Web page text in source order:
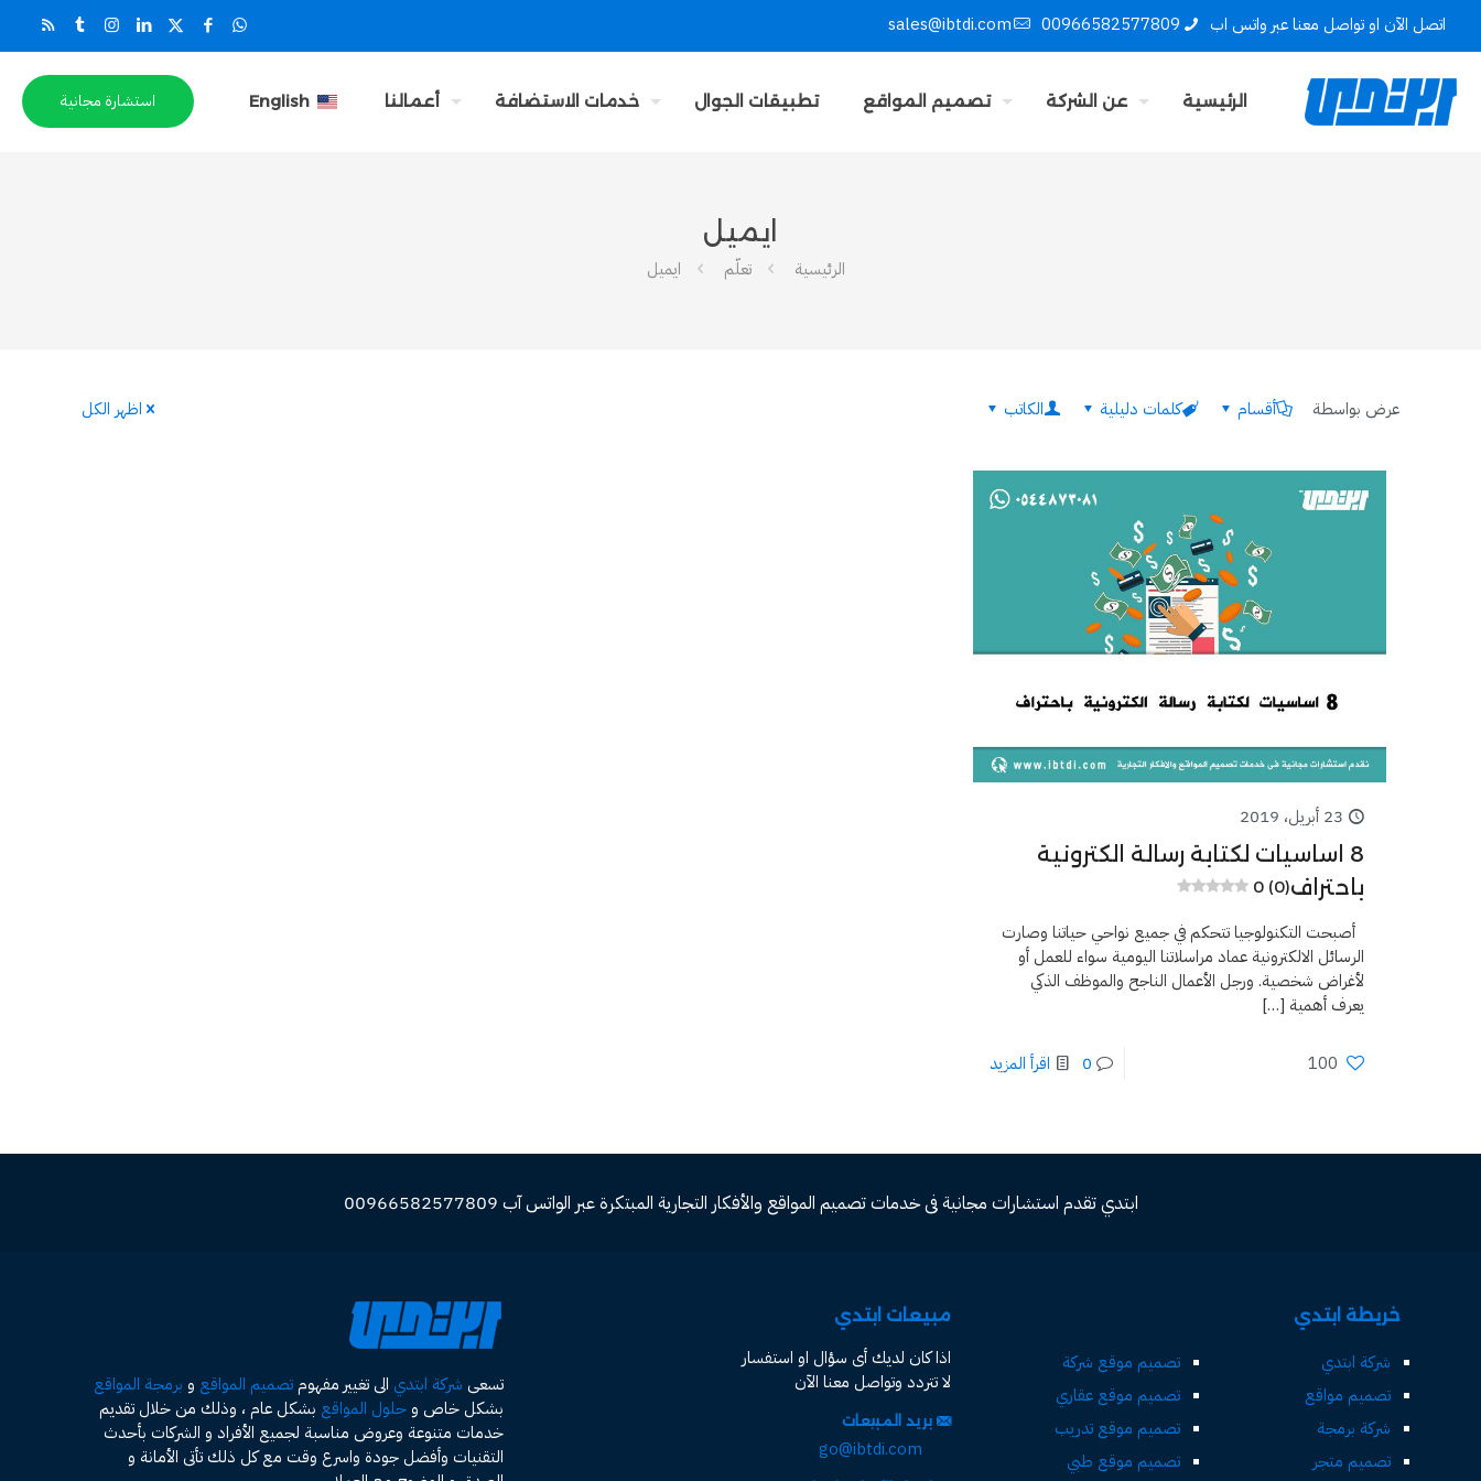
اتصل الآن او تواصل معنا عبر واتس اب 00966582577809
sales@ibtdi.com
الرئيسية عن الشركة تصميم المواقع تطبيقات الجوال خدمات الاستضافة أعمالنا English استشارة مجانية
ايميل
الرئيسية تعلّم ايميل
عرض بواسطة أقسام كلمات دليلية الكاتب اظهر الكل
23 أبريل، 2019
8 اساسيات لكتابة رسالة الكترونية
باحتراف0 (0)
أصبحت التكنولوجيا تتحكم في جميع نواحي حياتنا وصارت
الرسائل الالكترونية عماد مراسلاتنا اليومية سواء للعمل أو
لأغراض شخصية. ورجل الأعمال الناجح والموظف الذكي
يعرف أهمية […]
100
0 اقرأ المزيد
ابتدي تقدم استشارات مجانية فى خدمات تصميم المواقع والأفكار التجارية المبتكرة عبر الواتس آب 00966582577809
خريطة ابتدي
شركة ابتدي
تصميم مواقع
شركة برمجة
تصميم متجر
تصميم موقع شركة
تصميم موقع عقاري
تصميم موقع تدريب
تصميم موقع طبي
مبيعات ابتدي
اذا كان لديك أى سؤال او استفسار
لا تتردد وتواصل معنا الآن
بريد المبيعات
go@ibtdi.com
تسعى شركة ابتدي الى تغيير مفهومتصميم المواقع و برمجة المواقع
بشكل خاص وحلول المواقع بشكل عام ، وذلك من خلال تقديم
خدمات متنوعة وعروض مناسبة لجميع الأفراد و الشركات بأحدث
التقنيات وأفضل جودة واسرع وقت مع كل ذلك تأتى الأمانة و